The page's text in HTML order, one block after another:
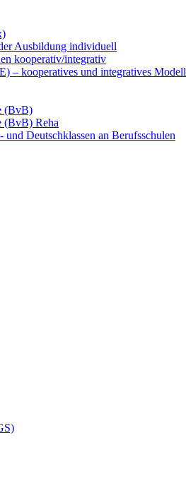
Ausbildung individuell
kooperativ/integrativ
– kooperatives und integratives Modell
(BvB)
(BvB) Reha
Deutschklassen an Berufsschulen